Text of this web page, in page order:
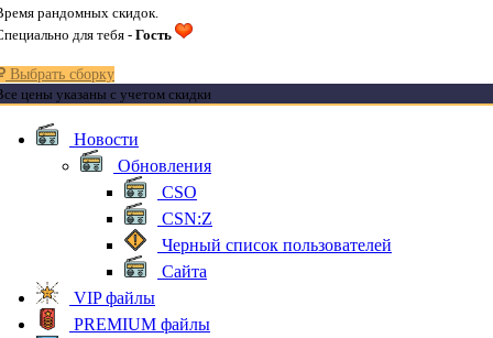
рандомных скидок.
для тебя - Гость
Выбрать сборку
цены указаны с учетом скидки
Новости
Обновления
CSO
CSN:Z
Черный список пользователей
Сайта
VIP файлы
PREMIUM файлы